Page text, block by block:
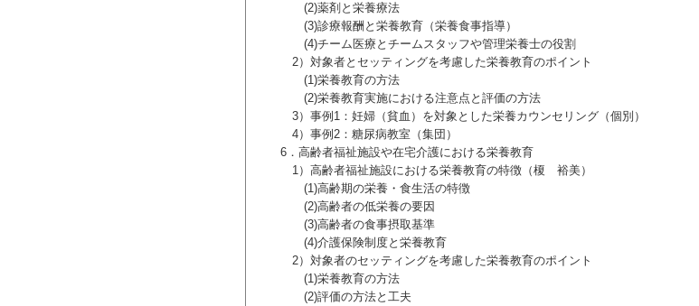
(2)薬剤と栄養療法
(3)診療報酬と栄養教育（栄養食事指導）
(4)チーム医療とチームスタッフや管理栄養士の役割
2）対象者とセッティングを考慮した栄養教育のポイント
(1)栄養教育の方法
(2)栄養教育実施における注意点と評価の方法
3）事例1：妊婦（貧血）を対象とした栄養カウンセリング（個別）
4）事例2：糖尿病教室（集団）
6．高齢者福祉施設や在宅介護における栄養教育
1）高齢者福祉施設における栄養教育の特徴（榎 裕美）
(1)高齢期の栄養・食生活の特徴
(2)高齢者の低栄養の要因
(3)高齢者の食事摂取基準
(4)介護保険制度と栄養教育
2）対象者のセッティングを考慮した栄養教育のポイント
(1)栄養教育の方法
(2)評価の方法と工夫